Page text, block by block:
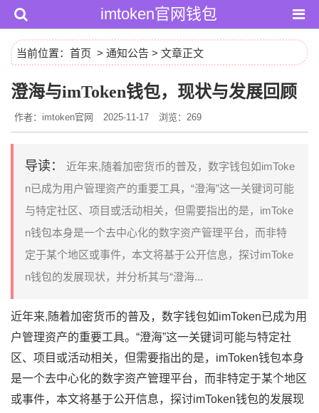
imtoken官网钱包
当前位置： 首页 > 通知公告 > 文章正文
澄海与imToken钱包，现状与发展回顾
作者：imtoken官网 2025-11-17 浏览：269
导读：
近年来,随着加密货币的普及，数字钱包如imToke
n已成为用户管理资产的重要工具，“澄海”这一关键词可能
与特定社区、项目或活动相关，但需要指出的是，imToke
n钱包本身是一个去中心化的数字资产管理平台，而非特
定于某个地区或事件，本文将基于公开信息，探讨imToke
n钱包的发展现状，并分析其与“澄海...
近年来,随着加密货币的普及，数字钱包如imToken已成为用
户管理资产的重要工具。“澄海”这一关键词可能与特定社
区、项目或活动相关，但需要指出的是，imToken钱包本身
是一个去中心化的数字资产管理平台，而非特定于某个地区
或事件，本文将基于公开信息，探讨imToken钱包的发展现